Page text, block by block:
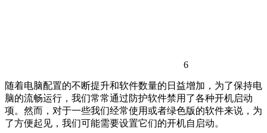
6
随着电脑配置的不断提升和软件数量的日益增加，为了保持电
脑的流畅运行，我们常常通过防护软件禁用了各种开机启动
项。然而，对于一些我们经常使用或者绿色版的软件来说，为
了方便起见，我们可能需要设置它们的开机自启动。